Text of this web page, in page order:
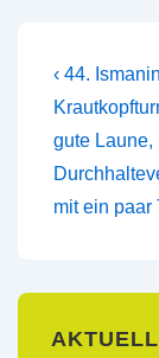
Vorheriger
Beitrag
ist
‹ 44.
gute Laune,
mit ein paar